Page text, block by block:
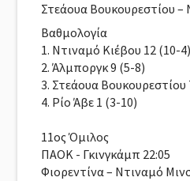
Στεάουα Βουκουρεστίου –
Βαθμολογία
1. Ντιναμό Κιέβου 12 (10-4)
2. Άλμποργκ 9 (5-8)
3. Στεάουα Βουκουρεστίου
4. Ρίο Άβε 1 (3-10)
11oς Όμιλος
ΠΑΟΚ - Γκινγκάμπ 22:05
Φιορεντίνα – Ντιναμό